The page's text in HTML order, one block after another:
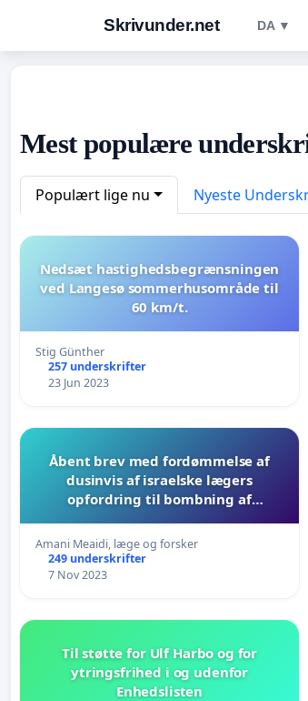
Skrivunder.net DA ▼
Mest populære
Populært lige nu Nyeste
Nedsæt hastighedsbegrænsningen
ved Langesø sommerhusområde til
60 km/t.
Stig Günther
257 underskrifter
23 Jun 2023
Åbent brev med fordømmelse af
dusinvis af israelske lægers
opfordring til bombning af
Amani Meaidi, læge og forsker
249 underskrifter
7 Nov 2023
Til støtte for Ulf Harbo og for
ytringsfrihed i og udenfor
Enhedslisten